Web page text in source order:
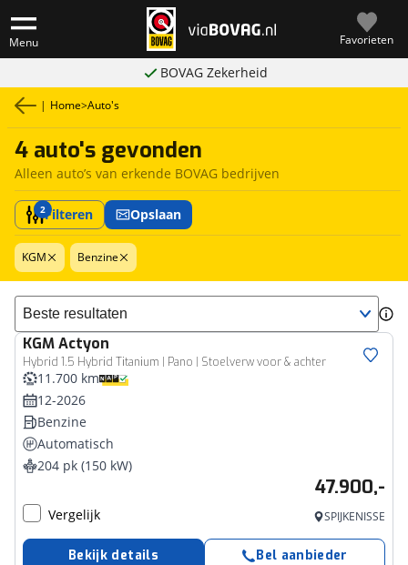
Menu Favorieten
BOVAG Zekerheid
| Home>Auto's
4 auto's gevonden
Alleen auto’s van erkende BOVAG bedrijven
2Filteren Opslaan
KGM Benzine
Sorteer resultaten
KGMActyon
Hybrid 1.5 Hybrid Titanium | Pano | Stoelverw voor & achter
11.700 km
12-2026
Benzine
Automatisch
204 pk (150 kW)
47.900,-
Vergelijk SPIJKENISSE
Bekijk details Bel aanbieder